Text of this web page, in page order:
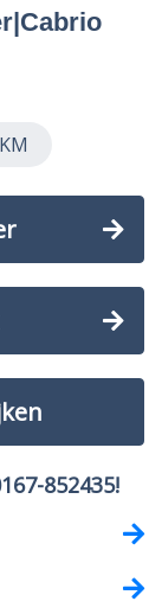
852435!